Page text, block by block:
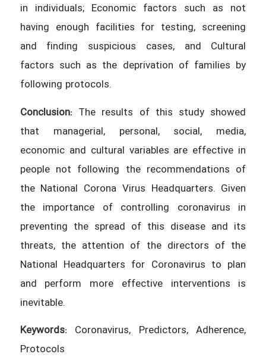
in individuals; Economic factors such as not
having enough facilities for testing, screening
and finding suspicious cases, and Cultural
factors such as the deprivation of families by
following protocols.
Conclusion:The results of this study showed
that managerial, personal, social, media,
economic and cultural variables are effective in
people not following the recommendations of
the National Corona Virus Headquarters. Given
the importance of controlling coronavirus in
preventing the spread of this disease and its
threats, the attention of the directors of the
National Headquarters for Coronavirus to plan
and perform more effective interventions is
inevitable.
Keywords:Coronavirus, Predictors, Adherence,
Protocols